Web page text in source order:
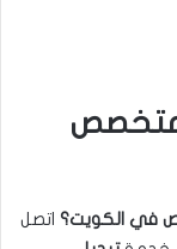
متخصص
في الكويت؟ اتصل